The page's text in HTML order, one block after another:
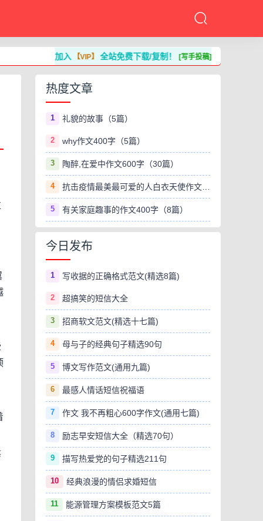
加入【VIP】 全站免费下载/复制！ [写手投稿]
热度文章
1 礼貌的故事（5篇）
2 why作文400字（5篇）
3 陶醉,在爱中作文600字（30篇）
4 抗击疫情最美最可爱的人白衣天使作文800字（8篇）
5 有关家庭趣事的作文400字（8篇）
今日发布
1 写收据的正确格式范文(精选8篇)
2 超搞笑的短信大全
3 招商软文范文(精选十七篇)
4 母与子的经典句子精选90句
5 博文写作范文(通用九篇)
6 最感人情话短信祝福语
7 作文 我不再粗心600字作文(通用七篇)
8 励志早安短信大全（精选70句）
9 描写热爱党的句子精选211句
10 经典浪漫的情侣求婚短信
11 能源管理方案模板范文5篇